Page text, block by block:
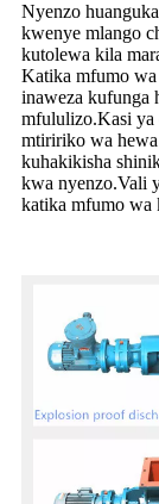
Nyenzo
kwenye mlango
kutolewa kila
Katika mfumo
inaweza kufunga
mfululizo.Kasi ya
mtiririko wa
kuhakikisha
kwa nyenzo.Vali
katika mfumo wa